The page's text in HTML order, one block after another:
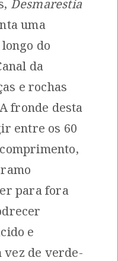
glutinosa
observação por: Maria
Silva
Desmarestia
uma
do
da
e rochas
fronde desta
entre os 60
para fora
e
vez de verde-